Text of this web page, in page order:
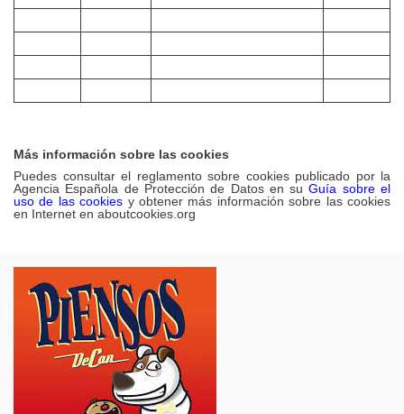
Más información sobre las cookies
Puedes consultar el reglamento sobre cookies publicado por la
Agencia Española de Protección de Datos en su Guía sobre el
uso de las cookies y obtener más información sobre las cookies
en Internet en aboutcookies.org